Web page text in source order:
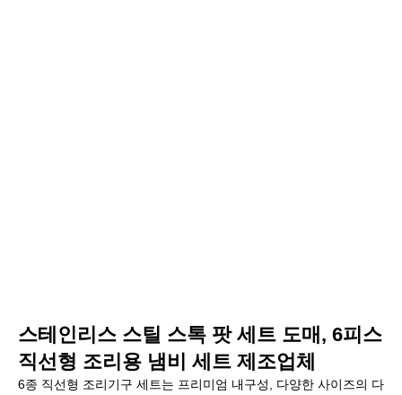
스테인리스 스틸 스톡 팟 세트 도매, 6피스
직선형 조리용 냄비 세트 제조업체
6종 직선형 조리기구 세트는 프리미엄 내구성, 다양한 사이즈의 다